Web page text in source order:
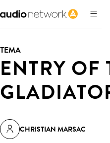
TEMA
ENTRY OF
CHRISTIAN MARSAC